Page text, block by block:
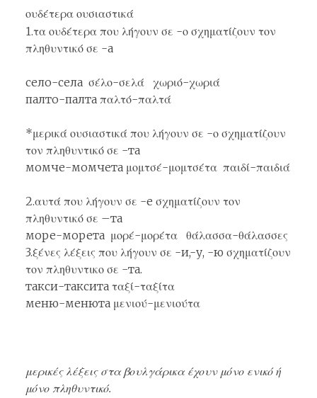
ουδέτερα ουσιαστικά
1.τα ουδέτερα που λήγουν σε -ο σχηματίζουν τον
πληθυντικό σε -a
село-села σέλο-σελά χωριό-χωριά
палто-палта παλτό-παλτά
*μερικά ουσιαστικά που λήγουν σε -ο σχηματίζουν
τον πληθυντικό σε -та
момче-момчета μομτσέ-μομτσέτα παιδί-παιδιά
2.αυτά που λήγουν σε -e σχηματίζουν τον
πληθυντικό σε –та
море-морета μορέ-μορέτα θάλασσα-θάλασσες
3.ξένες λέξεις που λήγουν σε -и,-у, -ю σχηματίζουν
τον πληθυντικο σε -та.
такси-таксита ταξί-ταξίτα
меню-менюта μενιού-μενιούτα
μερικές λέξεις στα βουλγάρικα έχουν μόνο ενικό ή
μόνο πληθυντικό.